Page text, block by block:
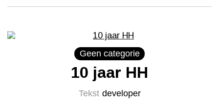
Geen categorie
10 jaar HH
Tekst developer